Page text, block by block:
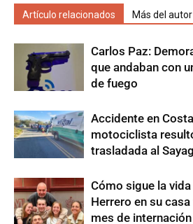
Artículo relacionados Más del autor
Carlos Paz:
que andaban con
de fuego
Accidente en
motociclista
trasladada al
Cómo sigue la
Herrero en su
mes de internación